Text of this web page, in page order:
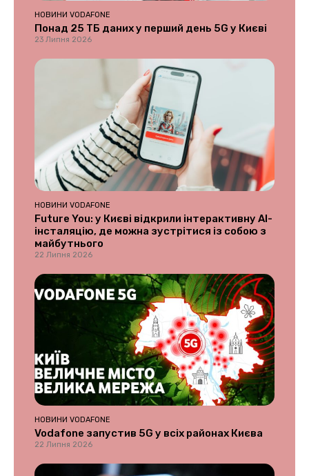
НОВИНИ VODAFONE
Понад 25 ТБ даних у перший день 5G у Києві
23 Липня 2026
НОВИНИ VODAFONE
Future You: у Києві відкрили інтерактивну AI-
інсталяцію, де можна зустрітися із собою з
майбутнього
22 Липня 2026
НОВИНИ VODAFONE
Vodafone запустив 5G у всіх районах Києва
22 Липня 2026